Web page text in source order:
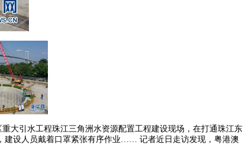
大引水工程珠江三角洲水资源配置工程建设现场，在打通珠江东
建设人员戴着口罩紧张有序作业…… 记者近日走访发现，粤港澳